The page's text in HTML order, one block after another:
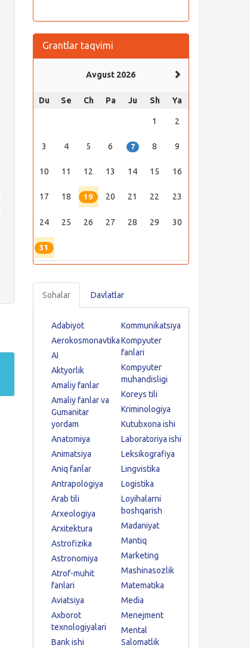
Grantlar taqvimi
Avgust 2026
Du Se Ch Pa Ju Sh Ya
1 2
3 4 5 6 7 8 9
10 11 12 13 14 15 16
17 18 19 20 21 22 23
24 25 26 27 28 29 30
31
Sohalar Davlatlar
Adabiyot
Aerokosmonavtika
AI
Aktyorlik
Amaliy fanlar
Amaliy fanlar va
Gumanitar
yordam
Anatomiya
Animatsiya
Aniq fanlar
Antrapologiya
Arab tili
Arxeologiya
Arxitektura
Astrofizika
Astronomiya
Atrof-muhit
fanlari
Aviatsiya
Axborot
texnologiyalari
Bank ishi
Kommunikatsiya
Kompyuter
fanlari
Kompyuter
muhandisligi
Koreys tili
Kriminologiya
Kutubxona ishi
Laboratoriya ishi
Leksikografiya
Lingvistika
Logistika
Loyihalarni
boshqarish
Madaniyat
Mantiq
Marketing
Mashinasozlik
Matematika
Media
Menejment
Mental
Salomatlik